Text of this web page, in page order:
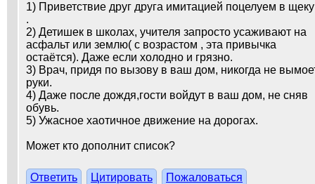
1) Приветствие друг друга имитацией поцелуем в щеку
.
2) Детишек в школах, учителя запросто усаживают на
асфальт или землю( с возрастом , эта привычка
остаётся). Даже если холодно и грязно.
3) Врач, придя по вызову в ваш дом, никогда не
руки.
4) Даже после дождя,гости войдут в ваш дом, не сняв
обувь.
5) Ужасное хаотичное движение на дорогах.
Может кто дополнит список?
Ответить Цитировать Пожаловаться